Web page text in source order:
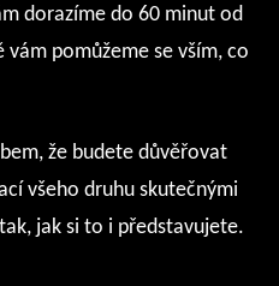
dorazíme do 60 minut od
vám pomůžeme se vším, co
že budete důvěřovat
všeho druhu skutečnými
jak si to i představujete.